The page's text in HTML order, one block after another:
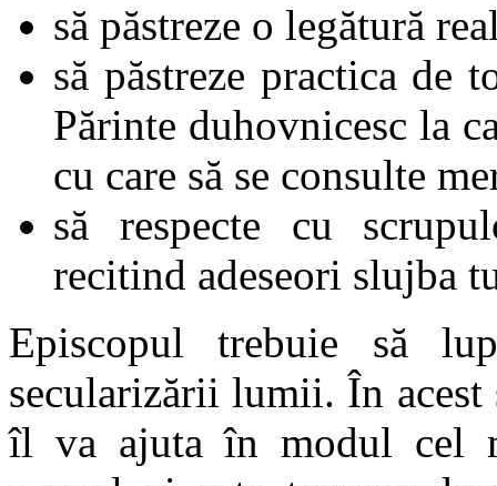
să păstreze o legătură
să păstreze practica de
Părinte duhovnicesc la
cu care să se consulte
să respecte cu
recitind adeseori slujba
Episcopul trebuie să
secularizării lumii. În acest
îl va ajuta în modul cel